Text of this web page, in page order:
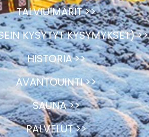
TALVIUIMARIT >>
KYSYTYT KYSYMYKSET) >>
HISTORIA >>
AVANTOUINTI >>
SAUNA >>
PALVELUT >>